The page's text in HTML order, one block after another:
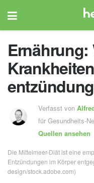
Ernährung:
Verfasst von
für Gesundheits-
Quellen ansehen
Die Mittelmeer-Diät ist eine
Entzündungen im Körper
design/stock.adobe.com)